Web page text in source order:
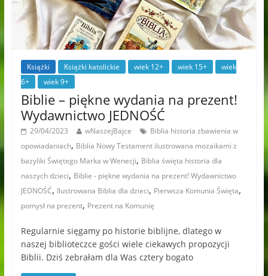
Książki Książki katolickie wiek 12+ wiek 15+
wiek
6+
wiek 9+
Biblie – piękne wydania na prezent!
Wydawnictwo JEDNOŚĆ
29/04/2023 wNaszejBajce
Biblia historia zbawienia w
opowiadaniach, Biblia Nowy Testament ilustrowana mozaikami z
bazyliki Świętego Marka w Wenecji, Biblia święta historia dla
naszych dzieci, Biblie - piękne wydania na prezent! Wydawnictwo
JEDNOŚĆ, Ilustrowana Biblia dla dzieci, Pierwsza Komunia Święta,
pomysł na prezent, Prezent na Komunię
Regularnie sięgamy po historie biblijne, dlatego w
naszej biblioteczce gości wiele ciekawych propozycji
Biblii. Dziś zebrałam dla Was cztery bogato